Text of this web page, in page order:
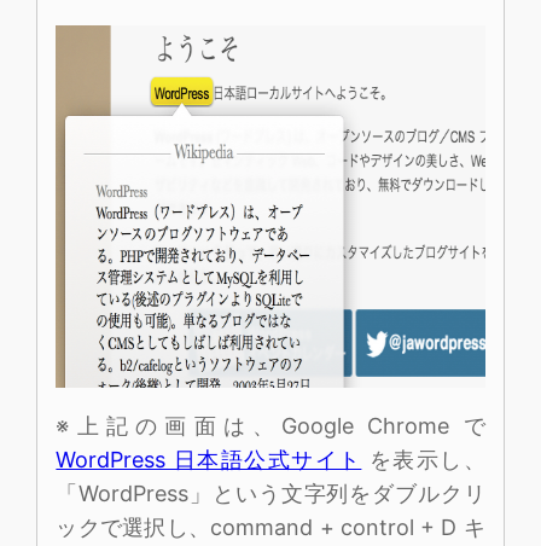
※上記の画面は、Google Chrome で
WordPress 日本語公式サイト
を表示し、
「WordPress」という文字列をダブルクリ
ックで選択し、command + control + D キ